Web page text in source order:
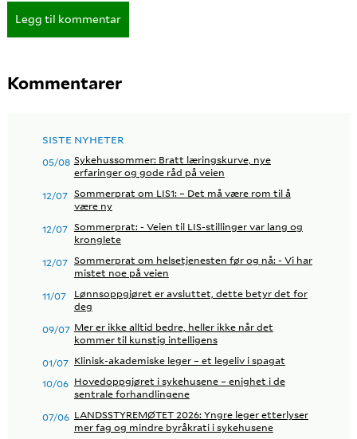
Legg til kommentar
Kommentarer
SISTE NYHETER
05/08 Sykehussommer: Bratt læringskurve, nye
erfaringer og gode råd på veien
12/07 Sommerprat om LIS1: – Det må være rom til å
være ny
12/07 Sommerprat: - Veien til LIS-stillinger var lang og
kronglete
12/07 Sommerprat om helsetjenesten før og nå: - Vi har
mistet noe på veien
11/07
Lønnsoppgjøret er avsluttet, dette betyr det for
deg
09/07 Mer er ikke alltid bedre, heller ikke når det
kommer til kunstig intelligens
01/07 Klinisk-akademiske leger – et legeliv i spagat
10/06 Hovedoppgjøret i sykehusene – enighet i de
sentrale forhandlingene
07/06 LANDSSTYREMØTET 2026: Yngre leger etterlyser
mer fag og mindre byråkrati i sykehusene